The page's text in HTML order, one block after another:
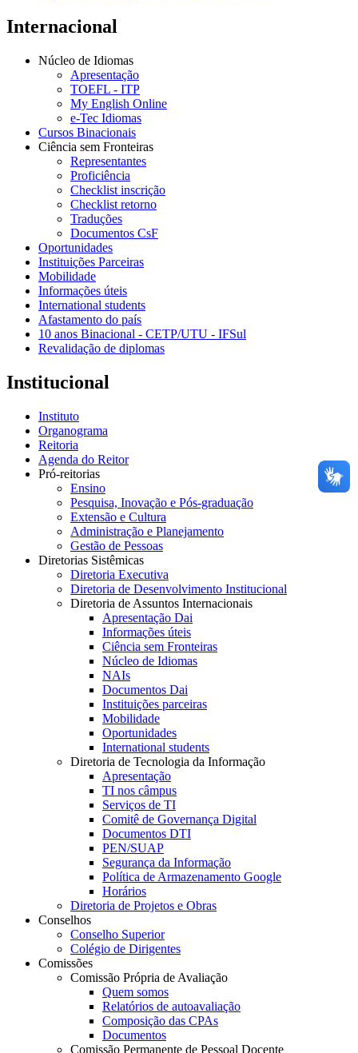
Internacional
Núcleo de Idiomas
Apresentação
TOEFL - ITP
My English Online
e-Tec Idiomas
Cursos Binacionais
Ciência sem Fronteiras
Representantes
Proficiência
Checklist inscrição
Checklist retorno
Traduções
Documentos CsF
Oportunidades
Instituições Parceiras
Mobilidade
Informações úteis
International students
Afastamento do país
10 anos Binacional - CETP/UTU - IFSul
Revalidação de diplomas
Institucional
Instituto
Organograma
Reitoria
Agenda do Reitor
Pró-reitorias
Ensino
Pesquisa, Inovação e Pós-graduação
Extensão e Cultura
Administração e Planejamento
Gestão de Pessoas
Diretorias Sistêmicas
Diretoria Executiva
Diretoria de Desenvolvimento Institucional
Diretoria de Assuntos Internacionais
Apresentação Dai
Informações úteis
Ciência sem Fronteiras
Núcleo de Idiomas
NAIs
Documentos Dai
Instituições parceiras
Mobilidade
Oportunidades
International students
Diretoria de Tecnologia da Informação
Apresentação
TI nos câmpus
Serviços de TI
Comitê de Governança Digital
Documentos DTI
PEN/SUAP
Segurança da Informação
Política de Armazenamento Google
Horários
Diretoria de Projetos e Obras
Conselhos
Conselho Superior
Colégio de Dirigentes
Comissões
Comissão Própria de Avaliação
Quem somos
Relatórios de autoavaliação
Composição das CPAs
Documentos
Comissão Permanente de Pessoal Docente